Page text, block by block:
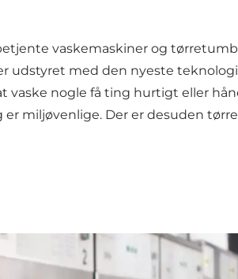
vaskemaskiner og
udstyret med den nyeste
vaske nogle få ting hurtigt eller
miljøvenlige. Der er desuden